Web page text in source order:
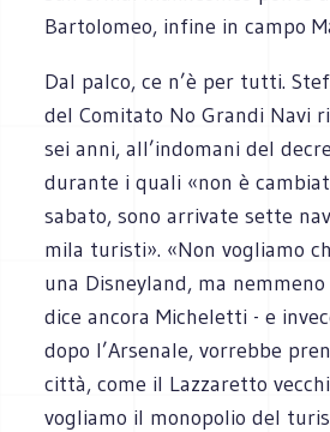
Bartolomeo, infine in campo
Dal palco, ce n’è per tutti.
del Comitato No Grandi Navi
sei anni, all’indomani del
durante i quali «non è
sabato, sono arrivate sette
mila turisti». «Non vogliamo
una Disneyland, ma
dice ancora Micheletti - e
dopo l’Arsenale, vorrebbe
città, come il Lazzaretto
vogliamo il monopolio del